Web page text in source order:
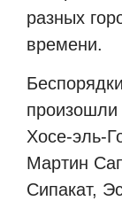
разных
времени.
произошли
Хосе-эль-
Мартин
Сипакат,